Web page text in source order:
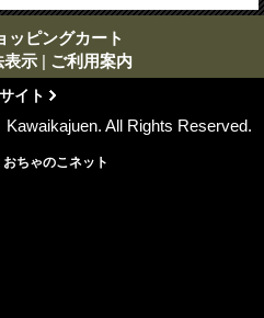
ッピングカート
表示 | ご利用案内
イト
All Rights Reserved.
おちゃのこネット